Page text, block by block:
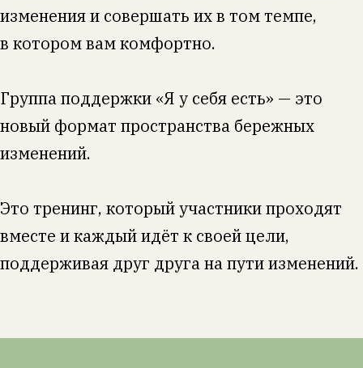
изменения и совершать их в том темпе,
в котором вам комфортно.
Группа поддержки «Я у себя есть» — это
новый формат пространства бережных
изменений.
Это тренинг, который участники проходят
вместе и каждый идёт к своей цели,
поддерживая друг друга на пути изменений.